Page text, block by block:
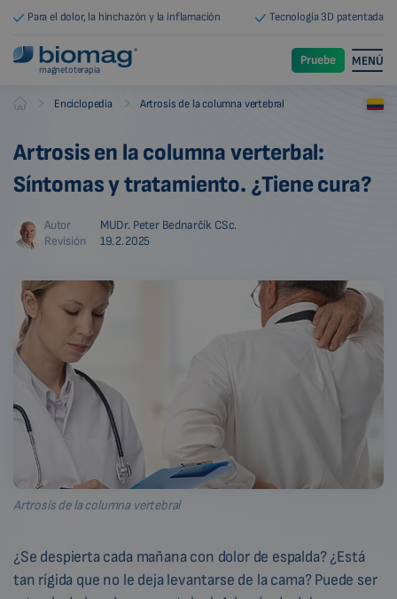
Para el dolor, la hinchazón y la inflamación Tecnología 3D patentada
magnetoterapia
Pruebe MENÚ
Biomag Enciclopedia Artrosis de la columna vertebral
Artrosis en la columna verterbal:
Síntomas y tratamiento. ¿Tiene cura?
Autor
MUDr. Peter Bednarčík CSc.
Revisión
19.2.2025
Artrosis de la columna vertebral
¿Se despierta cada mañana con dolor de espalda? ¿Está
tan rígida que no le deja levantarse de la cama? Puede ser